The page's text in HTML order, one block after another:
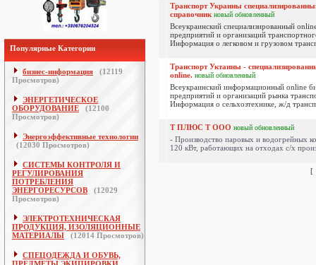
Популярные Категории
бизнес-информация (12119
Просмотров)
ЭНЕРГЕТИЧЕСКОЕ
ОБОРУДОВАНИЕ
(12100
Просмотров)
Энергоэффективные технологии
(12030 Просмотров)
СИСТЕМЫ КОНТРОЛЯ И
РЕГУЛИРОВАНИЯ
ПОТРЕБЛЕНИЯ
ЭНЕРГОРЕСУРСОВ
(12029
Просмотров)
ЭЛЕКТРОТЕХНИЧЕСКАЯ
ПРОДУКЦИЯ, ИЗОЛЯЦИОННЫЕ
МАТЕРИАЛЫ
(12014 Просмотров)
СПЕЦОДЕЖДА И ОБУВЬ,
Транспорт Украины
справочник новый обновленный
Всеукраинский специализированный
предприятий и организаций
Информация о легковом и грузовом
Транспорт Уктаины -
online. новый обновленный
Всеукраинский информационный online
предприятий и организаций рынка
Информация о сельхозтехнике, ж/д
Т ПЛЮС Т ООО новый обновленный
- Производство паровых и водогрейных
120 кВт, работающих на отходах с/х
[